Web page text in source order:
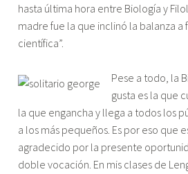
hasta última hora entre Biología y
madre fue la que inclinó la balanza a
científica”.
Pese a todo, la
gusta es la que
la que engancha y llega a todos los
a los más pequeños. Es por eso que
agradecido por la presente
doble vocación. En mis clases de